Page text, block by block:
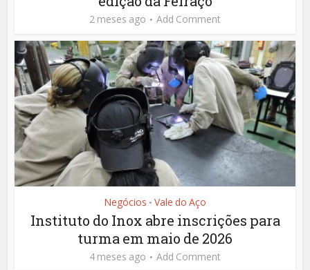
2 meses ago Add Comment
Negócios • Vale do Aço
Instituto do Inox abre inscrições para
turma em maio de 2026
4 meses ago Add Comment